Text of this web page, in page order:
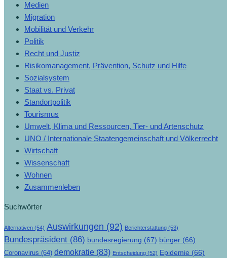
Medien
Migration
Mobilität und Verkehr
Politik
Recht und Justiz
Risikomanagement, Prävention, Schutz und Hilfe
Sozialsystem
Staat vs. Privat
Standortpolitik
Tourismus
Umwelt, Klima und Ressourcen, Tier- und Artenschutz
UNO / Internationale Staatengemeinschaft und Völkerrecht
Wirtschaft
Wissenschaft
Wohnen
Zusammenleben
Suchwörter
Alternativen (54) Auswirkungen (92) Berichterstattung (53)
Bundespräsident (86) bundesregierung (67) bürger (66)
Coronavirus (64) demokratie (83) Entscheidung (52) Epidemie (66)